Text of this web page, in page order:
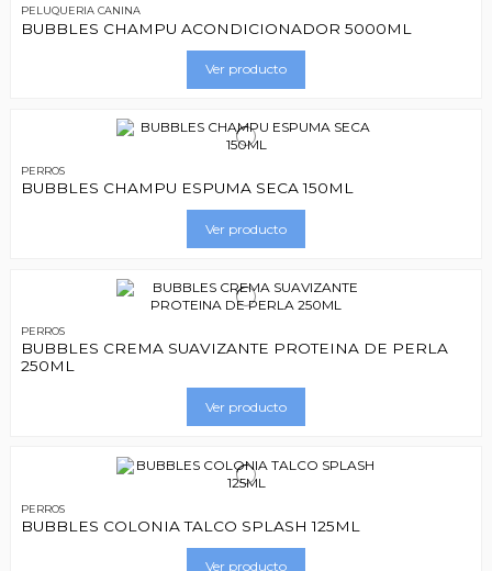
PELUQUERIA CANINA
BUBBLES CHAMPU ACONDICIONADOR 5000ML
Ver producto
PERROS
BUBBLES CHAMPU ESPUMA SECA 150ML
Ver producto
PERROS
BUBBLES CREMA SUAVIZANTE PROTEINA DE PERLA
250ML
Ver producto
PERROS
BUBBLES COLONIA TALCO SPLASH 125ML
Ver producto